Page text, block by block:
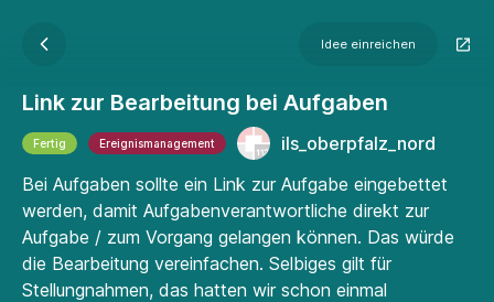
Idee einreichen
Link zur Bearbeitung bei Aufgaben
Fertig Ereignismanagement
ils_oberpfalz_nord
Bei Aufgaben sollte ein Link zur Aufgabe eingebettet
werden, damit Aufgabenverantwortliche direkt zur
Aufgabe / zum Vorgang gelangen können. Das würde
die Bearbeitung vereinfachen. Selbiges gilt für
Stellungnahmen, das hatten wir schon einmal